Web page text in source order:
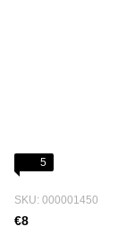
5
SKU: 000001450
€8